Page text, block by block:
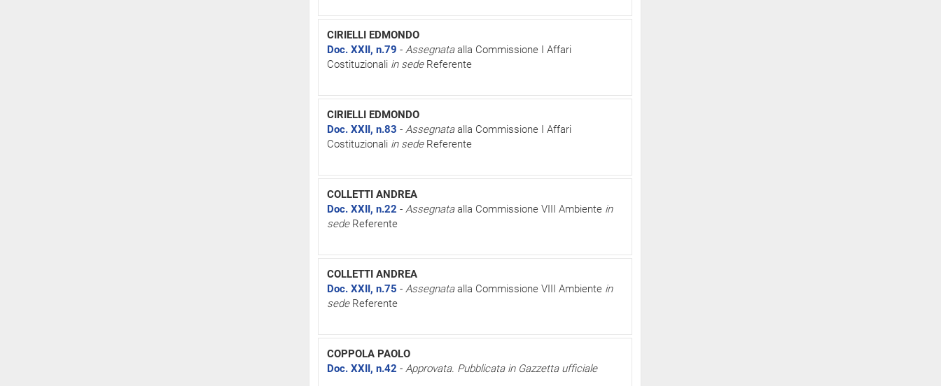
CIRIELLI EDMONDO
Doc. XXII, n.79 - Assegnataalla Commissione I Affari
Costituzionali in sedeReferente
CIRIELLI EDMONDO
Doc. XXII, n.83 - Assegnataalla Commissione I Affari
Costituzionali in sedeReferente
COLLETTI ANDREA
Doc. XXII, n.22 - Assegnataalla Commissione VIII Ambiente in
sedeReferente
COLLETTI ANDREA
Doc. XXII, n.75 - Assegnataalla Commissione VIII Ambiente in
sedeReferente
COPPOLA PAOLO
Doc. XXII, n.42 - Approvata. Pubblicata in Gazzetta ufficiale